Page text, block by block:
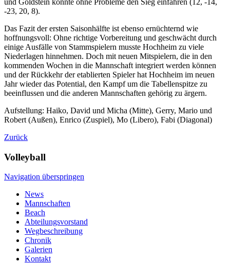
-23, 20, 8).
Das Fazit der ersten Saisonhälfte ist ebenso ernüchternd wie
hoffnungsvoll: Ohne richtige Vorbereitung und geschwächt durch
einige Ausfälle von Stammspielern musste Hochheim zu viele
Niederlagen hinnehmen. Doch mit neuen Mitspielern, die in den
kommenden Wochen in die Mannschaft integriert werden können
und der Rückkehr der etablierten Spieler hat Hochheim im neuen
Jahr wieder das Potential, den Kampf um die Tabellenspitze zu
beeinflussen und die anderen Mannschaften gehörig zu ärgern.
Aufstellung: Haiko, David und Micha (Mitte), Gerry, Mario und
Robert (Außen), Enrico (Zuspiel), Mo (Libero), Fabi (Diagonal)
Zurück
Volleyball
Navigation überspringen
News
Mannschaften
Beach
Abteilungsvorstand
Wegbeschreibung
Chronik
Galerien
Kontakt